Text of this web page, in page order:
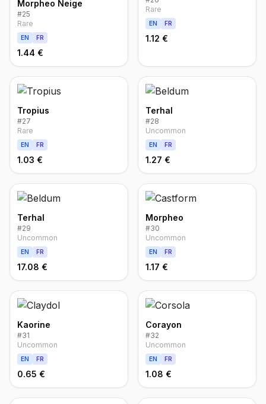
Morpheo Neige
#25
Rare
EN FR
1.44 €
Rare
EN FR
1.12 €
Tropius
#27
Rare
EN FR
1.03 €
Terhal
#28
Uncommon
EN FR
1.27 €
Terhal
#29
Uncommon
EN FR
17.08 €
Morpheo
#30
Uncommon
EN FR
1.17 €
Kaorine
#31
Uncommon
EN FR
0.65 €
Corayon
#32
Uncommon
EN FR
1.08 €